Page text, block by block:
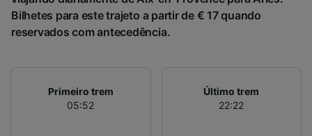
Bilhetes para este trajeto a partir de € 17 quando
reservados com antecedência.
Primeiro trem
05:52
Último trem
22:22
dispositivo para identificação. Armazenar e/ou
acessar informações em um dispositivo.
Publicidade e conteúdo personalizados,
Lista de parceiros (fornecedores)